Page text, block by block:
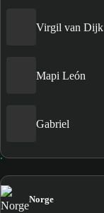
Virgil van Dijk
Mapi León
Gabriel
Norge